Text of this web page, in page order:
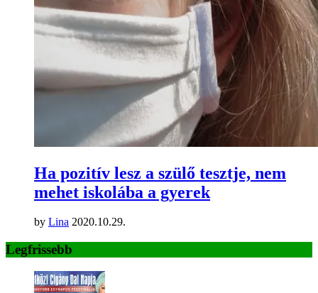
Ha pozitív lesz a szülő tesztje, nem
mehet iskolába a gyerek
by Lina 2020.10.29.
Legfrissebb